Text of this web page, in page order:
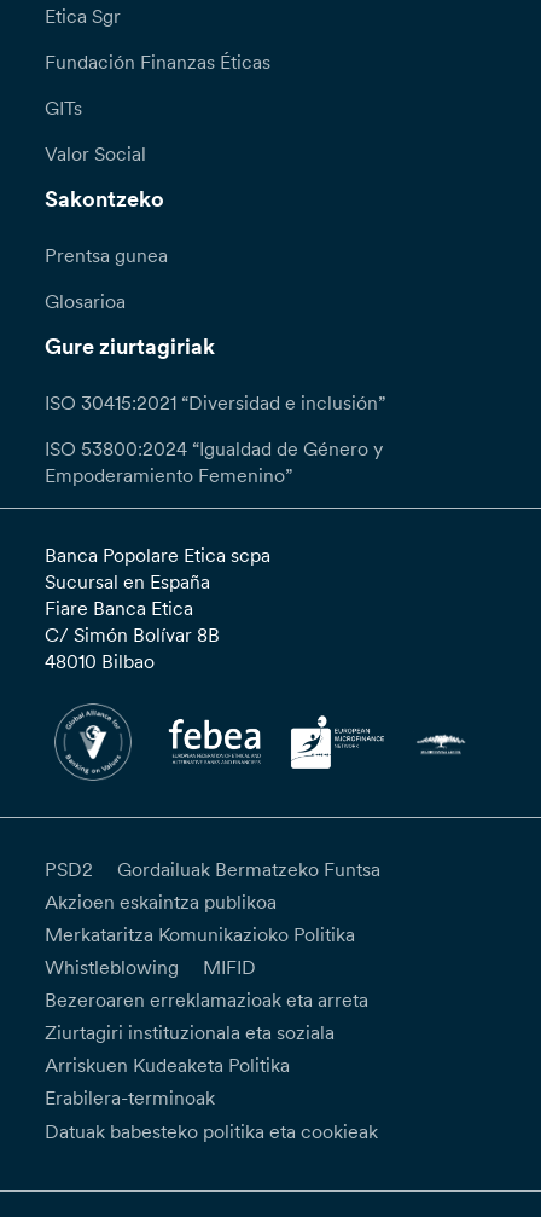
Etica Sgr
Fundación Finanzas Éticas
GITs
Valor Social
Sakontzeko
Prentsa gunea
Glosarioa
Gure ziurtagiriak
ISO 30415:2021 “Diversidad e inclusión”
ISO 53800:2024 “Igualdad de Género y
Empoderamiento Femenino”
Banca Popolare Etica scpa
Sucursal en España
Fiare Banca Etica
C/ Simón Bolívar 8B
48010 Bilbao
PSD2
Gordailuak Bermatzeko Funtsa
Akzioen eskaintza publikoa
Merkataritza Komunikazioko Politika
Whistleblowing
MIFID
Bezeroaren erreklamazioak eta arreta
Ziurtagiri instituzionala eta soziala
Arriskuen Kudeaketa Politika
Erabilera-terminoak
Datuak babesteko politika eta cookieak